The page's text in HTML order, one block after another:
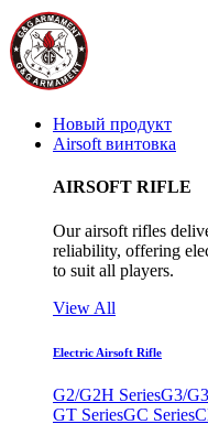
Новый продукт
Airsoft винтовка
AIRSOFT RIFLE
Our airsoft rifles
reliability, offering
to suit all players.
View All
Electric Airsoft Rifle
G2/G2H SeriesG3/
GT SeriesGC Series